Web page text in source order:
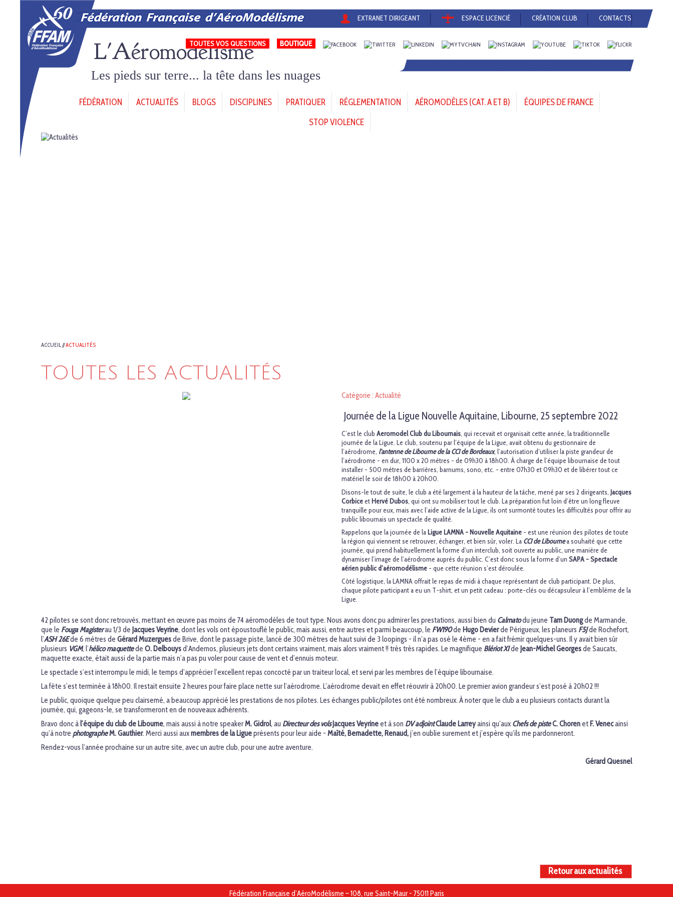
EXTRANET DIRIGEANT ESPACE LICENCIÉ CRÉATION CLUB CONTACTS
TOUTES VOS QUESTIONS
L'Aéromodélisme
Les pieds sur terre... la tête dans les nuages
FÉDÉRATION ACTUALITÉS BLOGS DISCIPLINES PRATIQUER RÉGLEMENTATION AÉROMODÈLES (CAT. A ET B)
ÉQUIPES DE FRANCE
STOP VIOLENCE
ACCUEIL//ACTUALITÉS
TOUTES LES ACTUALITÉS
Catégorie : Actualité
Journée de la Ligue Nouvelle Aquitaine, Libourne, 25 septembre 2022
C’est le club Aeromodel Club du Libournais, qui recevait et organisait cette année, la traditionnelle
journée de la Ligue. Le club, soutenu par l’équipe de la Ligue, avait obtenu du gestionnaire de
l’aérodrome, l’antenne de Libourne de la CCI de Bordeaux, l’autorisation d’utiliser la piste grandeur de
l’aérodrome - en dur, 1100 x 20 mètres - de 09h30 à 18h00. À charge de l’équipe libournaise de tout
installer - 500 mètres de barrières, barnums, sono, etc. - entre 07h30 et 09h30 et de libérer tout ce
matériel le soir de 18h00 à 20h00.
Disons-le tout de suite, le club a été largement à la hauteur de la tâche, mené par ses 2 dirigeants, Jacques
Corbiceet Hervé Dubos , qui ont su mobiliser tout le club. La préparation fut loin d’être un long fleuve
tranquille pour eux, mais avec l’aide active de la Ligue, ils ont surmonté toutes les difficultés pour offrir au
public libournais un spectacle de qualité.
Rappelons que la journée de la Ligue LAMNA - Nouvelle Aquitaine - est une réunion des pilotes de toute
la région qui viennent se retrouver, échanger, et bien sûr, voler. La CCI de Libournea souhaité que cette
journée, qui prend habituellement la forme d’un interclub, soit ouverte au public, une manière de
dynamiser l’image de l’aérodrome auprès du public. C’est donc sous la forme d’un SAPA - Spectacle
aérien public d’aéromodélisme - que cette réunion s’est déroulée.
Côté logistique, la LAMNA offrait le repas de midi à chaque représentant de club participant. De plus,
chaque pilote participant a eu un T-shirt, et un petit cadeau : porte-clés ou décapsuleur à l’emblème de la
Ligue.
42 pilotes se sont donc retrouvés, mettant en œuvre pas moins de 74 aéromodèles de tout type. Nous avons donc pu admirer les prestations, aussi bien du Calmatodu jeune Tam Duongde Marmande,
que le Fouga Magisterau 1/3 de Jacques Veyrine, dont les vols ont époustouflé le public, mais aussi, entre autres et parmi beaucoup, le FW190de Hugo Devierde Périgueux, les planeurs F5Jde Rochefort,
l’ASH 26Ede 6 mètres de Gérard Muzerguesde Brive, dont le passage piste, lancé de 300 mètres de haut suivi de 3 loopings - il n’a pas osé le 4ème - en a fait frémir quelques-uns. Il y avait bien sûr
plusieurs VGM, l’hélico maquettede O. Delbouysd’Andernos, plusieurs jets dont certains vraiment, mais alors vraiment !! très très rapides. Le magnifique Blériot XIde Jean-Michel Georgesde Saucats,
maquette exacte, était aussi de la partie mais n’a pas pu voler pour cause de vent et d’ennuis moteur.
Le spectacle s’est interrompu le midi, le temps d’apprécier l’excellent repas concocté par un traiteur local, et servi par les membres de l’équipe libournaise.
La fête s’est terminée à 18h00. Il restait ensuite 2 heures pour faire place nette sur l’aérodrome. L’aérodrome devait en effet réouvrir à 20h00. Le premier avion grandeur s’est posé à 20h02 !!!
Le public, quoique quelque peu clairsemé, a beaucoup apprécié les prestations de nos pilotes. Les échanges public/pilotes ont été nombreux. À noter que le club a eu plusieurs contacts durant la
journée, qui, gageons-le, se transformeront en de nouveaux adhérents.
Bravo donc àl’équipe du club de Libourne, mais aussi à notre speakerM. Gidrol, au Directeur des vols Jacques Veyrineet à son DV adjointClaude Larreyainsi qu’aux Chefs de pisteC. Chorenet F. Venecainsi
qu’à notre photographeM. Gauthier. Merci aussi auxmembres de la Ligueprésents pour leur aide - Maïté, Bernadette, Renaud,j’en oublie surement et j’espère qu’ils me pardonneront.
Rendez-vous l’année prochaine sur un autre site, avec un autre club, pour une autre aventure.
Gérard Quesnel
Retour aux actualités
Fédération Française d’AéroModélisme – 108, rue Saint-Maur - 75011 Paris